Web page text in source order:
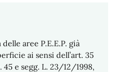
aree P.E.E.P. già
ai sensi dell’art. 35
45 e segg. L. 23/12/1998,